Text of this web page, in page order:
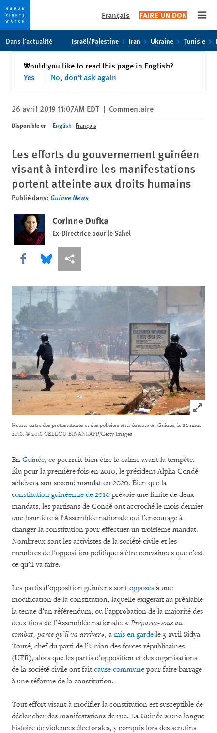
toto
content
Français FAIRE UN DON
Dans l’actualité Israël/Palestine Iran Ukraine Tunisie
Would you like to read this page in English?
Yes
No, don't ask again
✕Fermer
26 avril 2019 11:07AM EDT | Commentaire
Disponible en English Français
Les efforts du gouvernement guinéen
visant à interdire les manifestations
portent atteinte aux droits humains
Publié dans: Guinee News
Corinne Dufka
Ex-Directrice pour le Sahel
Share this via Facebook
Share this via Bluesky
Share this via Partagez
Click to
Heurts entre des protestataires et des policiers anti-émeute en Guinée, le 22 mars
2018. © 2018 CELLOU BINANI/AFP/Getty Images
En Guinée, ce pourrait bien être le calme avant la tempête.
Élu pour la première fois en 2010, le président Alpha Condé
achèvera son second mandat en 2020. Bien que la
constitution guinéenne de 2010 prévoie une limite de deux
mandats, les partisans de Condé ont accroché le mois dernier
une bannière à l’Assemblée nationale qui l’encourage à
changer la constitution pour effectuer un troisième mandat.
Nombreux sont les activistes de la société civile et les
membres de l’opposition politique à être convaincus que c’est
ce qu’il va faire.
Les partis d’opposition guinéens sont opposés à une
modification de la constitution, laquelle exigerait au préalable
la tenue d’un référendum, ou l’approbation de la majorité des
deux tiers de l’Assemblée nationale. « Préparez-vous au
combat, parce qu’il va arriver», a mis en garde le 3 avril Sidya
Touré, chef du parti de l’Union des forces républicaines
(UFR), alors que les partis d’opposition et des organisations
de la société civile ont fait cause commune pour faire barrage
à une réforme de la constitution.
Tout effort visant à modifier la constitution est susceptible de
déclencher des manifestations de rue. La Guinée a une longue
histoire de violences électorales, y compris lors des scrutins